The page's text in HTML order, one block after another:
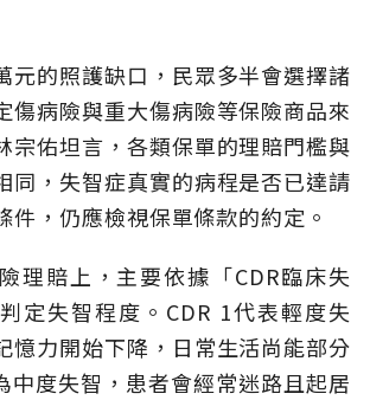
元的照護缺口，民眾多半會選擇諸
傷病險與重大傷病險等保險商品來
宗佑坦言，各類保單的理賠門檻與
同，失智症真實的病程是否已達請
件，仍應檢視保單條款的約定。
理賠上，主要依據「CDR臨床失
定失智程度。CDR 1代表輕度失
憶力開始下降，日常生活尚能部分
中度失智，患者會經常迷路且起居